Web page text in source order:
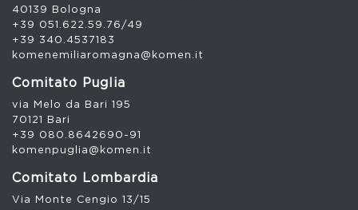
40139 Bologna
+39 051.622.59.76/49
+39 340.4537183
komenemiliaromagna@komen.it
Comitato Puglia
via Melo da Bari 195
70121 Bari
+39 080.8642690-91
komenpuglia@komen.it
Comitato Lombardia
Via Monte Cengio 13/15